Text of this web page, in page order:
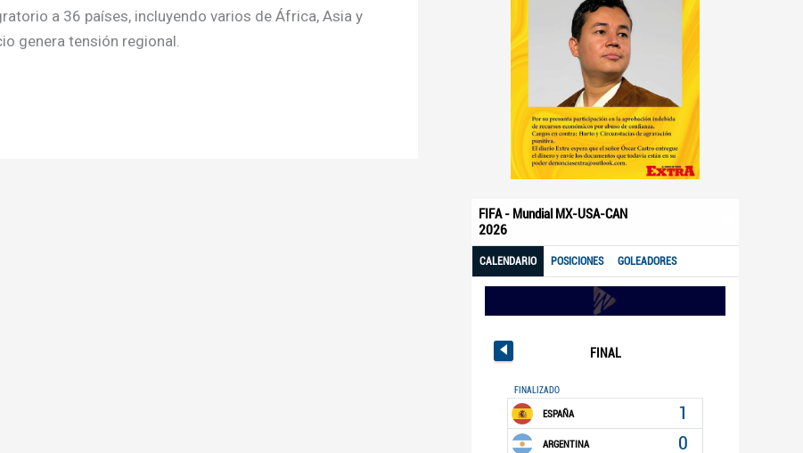
a 36 países, incluyendo varios de África, Asia y
genera tensión regional.